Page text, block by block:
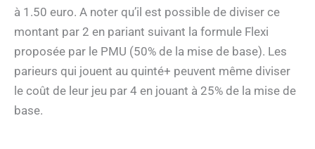
à 1.50 euro. A noter qu’il est possible de diviser ce
montant par 2 en pariant suivant la formule Flexi
proposée par le PMU (50% de la mise de base). Les
parieurs qui jouent au quinté+ peuvent même diviser
le coût de leur jeu par 4 en jouant à 25% de la mise de
base.